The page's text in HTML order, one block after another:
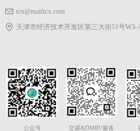
tcx@mailtcx.com
天津市经济技术开发区第三大街51号W3-
交易&DMRV服务
公众号